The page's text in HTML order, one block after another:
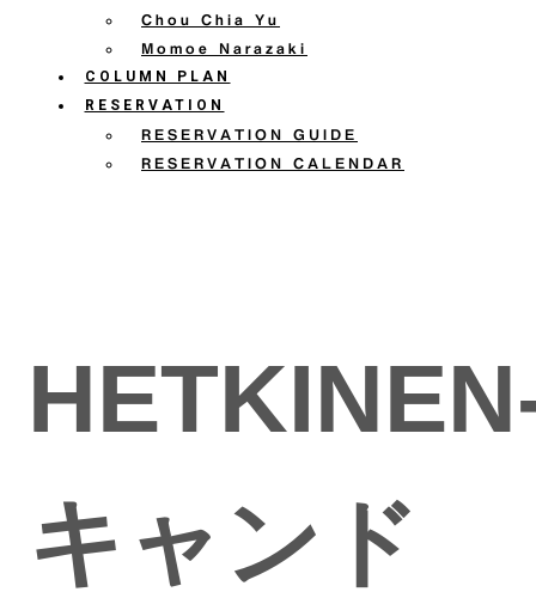
Chou Chia Yu
Momoe Narazaki
COLUMN PLAN
RESERVATION
RESERVATION GUIDE
RESERVATION CALENDAR
キャンド